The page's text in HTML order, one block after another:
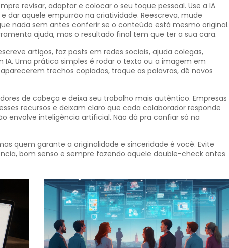
revisar, adaptar e colocar o seu toque pessoal. Use a IA
dar aquele empurrão na criatividade. Reescreva, mude
nada sem antes conferir se o conteúdo está mesmo original.
ajuda, mas o resultado final tem que ter a sua cara.
artigos, faz posts em redes sociais, ajuda colegas,
Uma prática simples é rodar o texto ou a imagem em
trechos copiados, troque as palavras, dê novos
de cabeça e deixa seu trabalho mais autêntico. Empresas
recursos e deixam claro que cada colaborador responde
envolve inteligência artificial. Não dá pra confiar só na
quem garante a originalidade e sinceridade é você. Evite
bom senso e sempre fazendo aquele double-check antes